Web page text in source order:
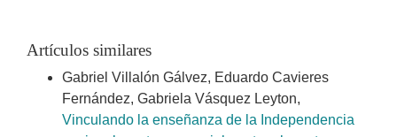
Artículos similares
Gabriel Villalón Gálvez, Eduardo Cavieres
Fernández, Gabriela Vásquez Leyton,
Vinculando la enseñanza de la Independencia